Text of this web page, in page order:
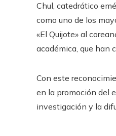
Chul, catedrático
como uno de los
«El Quijote» al
académica, que han
Con este
en la promoción del
investigación y la